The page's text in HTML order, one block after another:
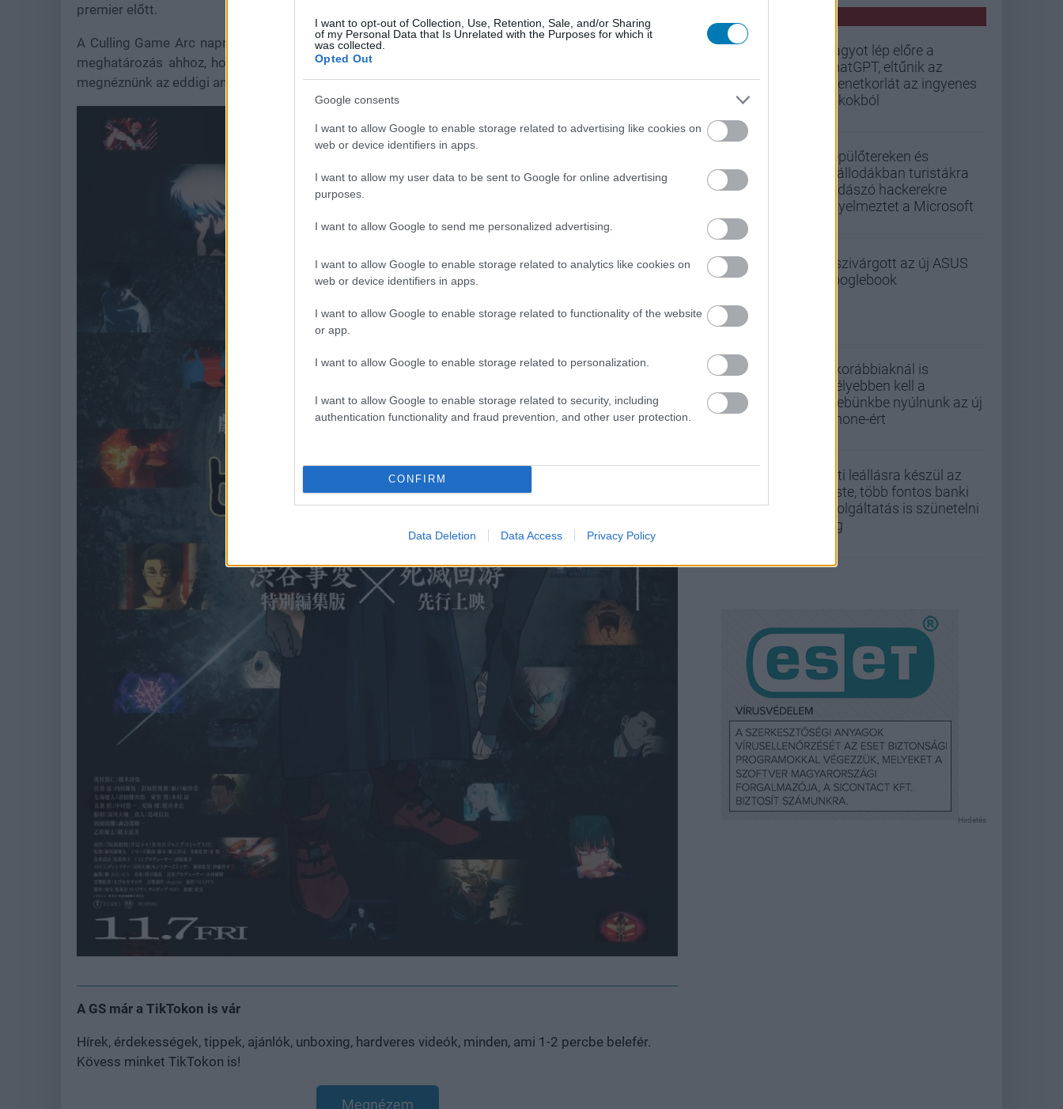
I want to opt-out of Collection, Use, Retention, Sale, and/or Sharing
of my Personal Data that Is Unrelated with the Purposes for which it
was collected.
Opted Out
Google consents
I want to allow Google to enable storage related to advertising like cookies on
web or device identifiers in apps.
I want to allow my user data to be sent to Google for online advertising
purposes.
I want to allow Google to send me personalized advertising.
I want to allow Google to enable storage related to analytics like cookies on
web or device identifiers in apps.
I want to allow Google to enable storage related to functionality of the website
or app.
I want to allow Google to enable storage related to personalization.
I want to allow Google to enable storage related to security, including
authentication functionality and fraud prevention, and other user protection.
CONFIRM
Data Deletion Data Access Privacy Policy
premier előtt.
A Culling Game Arc napra pontos kezdetét még nem ismerjük, de a 2026. január már elég konkrét
meghatározás ahhoz, hogy tudjuk, mikorra kell újra olvasnunk a manga vonatkozó részeit, és újra
megnéznünk az eddigi anime epizódokat.
A GS már a TikTokon is vár
Hírek, érdekességek, tippek, ajánlók, unboxing, hardveres videók, minden, ami 1-2 percbe belefér.
Kövess minket TikTokon is!
Megnézem
Nagyot lép előre a
ChatGPT, eltűnik az
üzenetkorlát az ingyenes
fiókokból
Repülőtereken és
szállodákban turistákra
vadászó hackerekre
figyelmeztet a Microsoft
Kiszivárgott az új ASUS
Googlebook
A korábbiaknál is
mélyebben kell a
zsebünkbe nyúlnunk az új
iPhone-ért
Esti leállásra készül az
Erste, több fontos banki
szolgáltatás is szünetelni
fog
Hirdetés